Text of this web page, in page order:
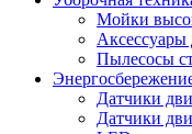
Мойки
Пылесосы
Датчики
Датчики